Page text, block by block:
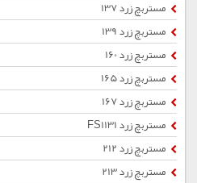
مستربچ زرد 137
مستربچ زرد 139
مستربچ زرد 160
مستربچ زرد 165
مستربچ زرد 167
مستربچ زرد FS1131
مستربچ زرد 212
مستربچ زرد 213